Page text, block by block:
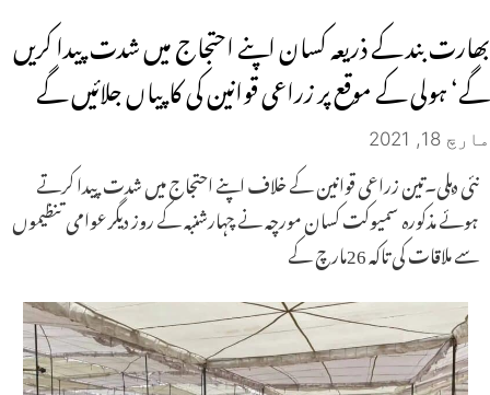
بھارت بند کے ذریعہ کسان اپنے احتجاج میں شدت پیدا کریں
گے‘ ہولی کے موقع پر زراعی قوانین کی کاپیاں جلائیں گے
مارچ 18, 2021
نئی دہلی۔تین زراعی قوانین کے خلاف اپنے احتجاج میں شدت پیدا کرتے
ہوئے مذکورہ سمیوکت کسان مورچہ نے چہارشنبہ کے روز دیگر عوامی تنظیموں
سے ملاقات کی تاکہ 26مارچ کے